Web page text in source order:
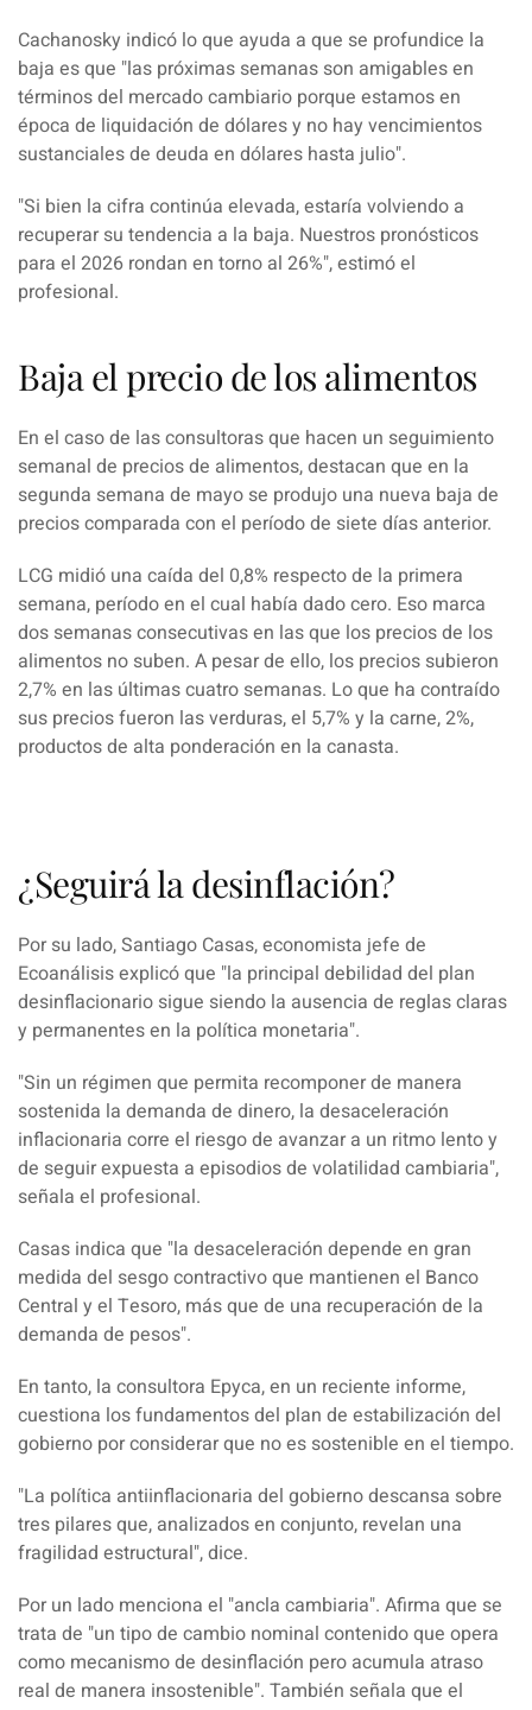
Cachanosky indicó lo que ayuda a que se profundice la
baja es que "las próximas semanas son amigables en
términos del mercado cambiario porque estamos en
época de liquidación de dólares y no hay vencimientos
sustanciales de deuda en dólares hasta julio".
"Si bien la cifra continúa elevada, estaría volviendo a
recuperar su tendencia a la baja. Nuestros pronósticos
para el 2026 rondan en torno al 26%", estimó el
profesional.
Baja el precio de los alimentos
En el caso de las consultoras que hacen un seguimiento
semanal de precios de alimentos, destacan que en la
segunda semana de mayo se produjo una nueva baja de
precios comparada con el período de siete días anterior.
LCG midió una caída del 0,8% respecto de la primera
semana, período en el cual había dado cero. Eso marca
dos semanas consecutivas en las que los precios de los
alimentos no suben. A pesar de ello, los precios subieron
2,7% en las últimas cuatro semanas. Lo que ha contraído
sus precios fueron las verduras, el 5,7% y la carne, 2%,
productos de alta ponderación en la canasta.
¿Seguirá la desinflación?
Por su lado,Santiago Casas, economista jefe de
Ecoanálisis explicó que "la principal debilidad del plan
desinflacionario sigue siendo la ausencia de reglas claras
y permanentes en la política monetaria".
"Sin un régimen que permita recomponer de manera
sostenida la demanda de dinero, la desaceleración
inflacionaria corre el riesgo de avanzar a un ritmo lento y
de seguir expuesta a episodios de volatilidad cambiaria",
señala el profesional.
Casas indica que "la desaceleración depende en gran
medida del sesgo contractivo que mantienen el Banco
Central y el Tesoro, más que de una recuperación de la
demanda de pesos".
En tanto, la consultora Epyca, en un reciente informe,
cuestiona los fundamentos del plan de estabilización del
gobierno por considerar que no es sostenible en el tiempo.
"La política antiinflacionaria del gobierno descansa sobre
tres pilares que, analizados en conjunto, revelan una
fragilidad estructural", dice.
Por un lado menciona el "ancla cambiaria". Afirma que se
trata de "un tipo de cambio nominal contenido que opera
como mecanismo de desinflación pero acumula atraso
real de manera insostenible". También señala que el